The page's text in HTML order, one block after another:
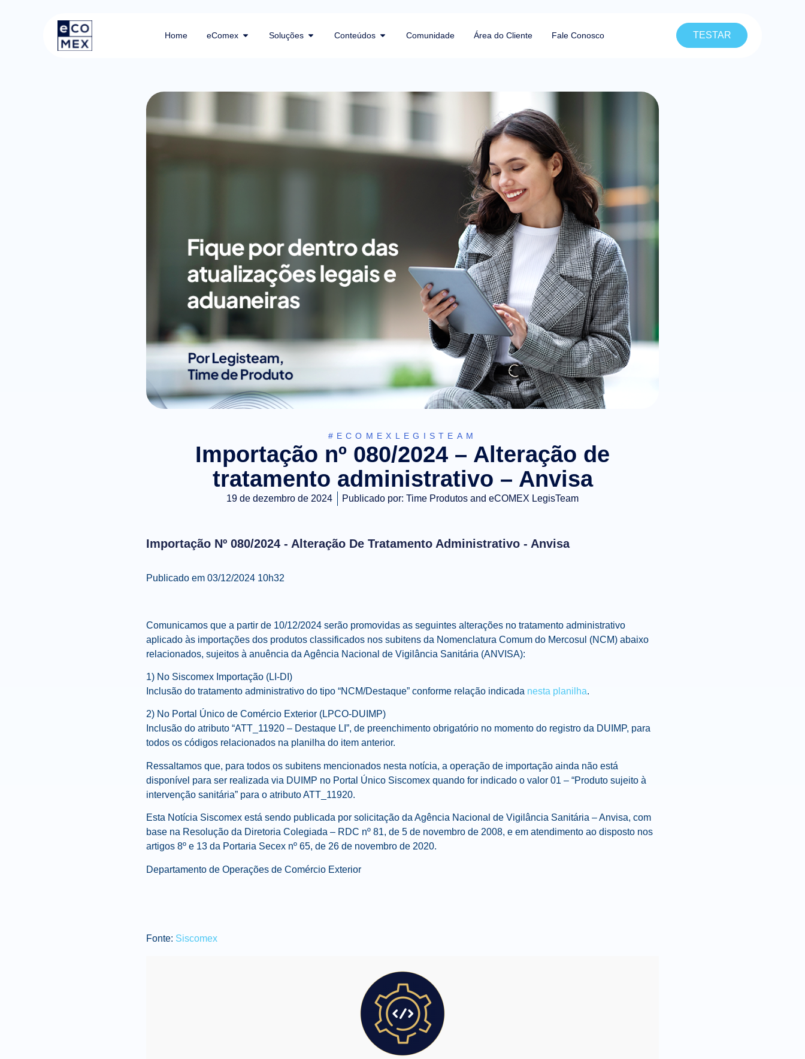
Home eComex Soluções Conteúdos Comunidade Área do Cliente Fale Conosco TESTAR
#ECOMEXLEGISTEAM
Importação nº 080/2024 – Alteração de
tratamento administrativo – Anvisa
19 de dezembro de 2024 Publicado por: Time Produtos and eCOMEX LegisTeam
Importação Nº 080/2024 - Alteração De Tratamento Administrativo - Anvisa
Publicado em 03/12/2024 10h32
Comunicamos que a partir de 10/12/2024 serão promovidas as seguintes alterações no tratamento administrativo
aplicado às importações dos produtos classificados nos subitens da Nomenclatura Comum do Mercosul (NCM) abaixo
relacionados, sujeitos à anuência da Agência Nacional de Vigilância Sanitária (ANVISA):
1) No Siscomex Importação (LI-DI)
Inclusão do tratamento administrativo do tipo “NCM/Destaque” conforme relação indicada nesta planilha.
2) No Portal Único de Comércio Exterior (LPCO-DUIMP)
Inclusão do atributo “ATT_11920 – Destaque LI”, de preenchimento obrigatório no momento do registro da DUIMP, para
todos os códigos relacionados na planilha do item anterior.
Ressaltamos que, para todos os subitens mencionados nesta notícia, a operação de importação ainda não está
disponível para ser realizada via DUIMP no Portal Único Siscomex quando for indicado o valor 01 – “Produto sujeito à
intervenção sanitária” para o atributo ATT_11920.
Esta Notícia Siscomex está sendo publicada por solicitação da Agência Nacional de Vigilância Sanitária – Anvisa, com
base na Resolução da Diretoria Colegiada – RDC nº 81, de 5 de novembro de 2008, e em atendimento ao disposto nos
artigos 8º e 13 da Portaria Secex nº 65, de 26 de novembro de 2020.
Departamento de Operações de Comércio Exterior
Fonte: Siscomex